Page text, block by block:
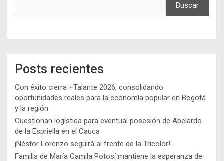
Buscar
Posts recientes
Con éxito cierra +Talante 2026, consolidando
oportunidades reales para la economía popular en Bogotá
y la región
Cuestionan logística para eventual posesión de Abelardo
de la Espriella en el Cauca
¡Néstor Lorenzo seguirá al frente de la Tricolor!
Familia de María Camila Potosí mantiene la esperanza de